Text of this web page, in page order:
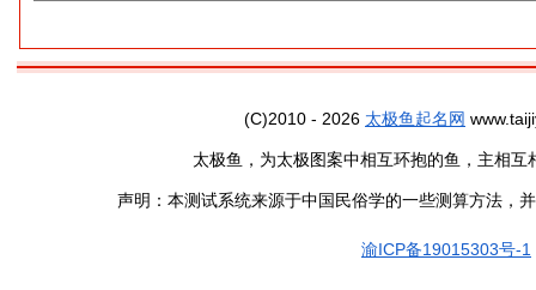
(C)2010 - 2026 太极鱼起名网
太极鱼，为太极图案中相互环抱的鱼，主相
声明：本测试系统来源于中国民俗学的一些测算方法，
渝ICP备19015303号-1